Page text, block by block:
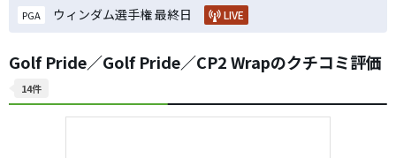
PGA ウィンダム選手権 最終日 LIVE
Golf Pride／Golf Pride／CP2 Wrapのクチコミ評価
14件